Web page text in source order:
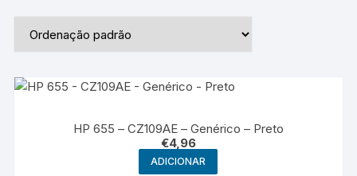
HP 655 – CZ109AE – Genérico – Preto
€4,96
ADICIONAR